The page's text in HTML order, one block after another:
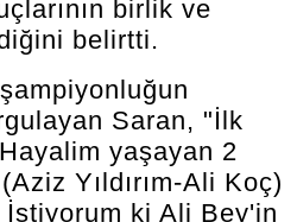
birlik ve
belirtti.
Saran, "İlk
yaşayan 2
Yıldırım-Ali Koç)
İstiyorum ki Ali Bey'in